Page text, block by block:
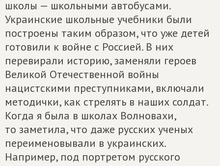
школы — школьными автобусами.
Украинские школьные учебники были
построены таким образом, что уже детей
готовили к войне с Россией. В них
перевирали историю, заменяли героев
Великой Отечественной войны
нацистскими преступниками, включали
методички, как стрелять в наших солдат.
Когда я была в школах Волновахи,
то заметила, что даже русских ученых
переименовывали в украинских.
Например, под портретом русского